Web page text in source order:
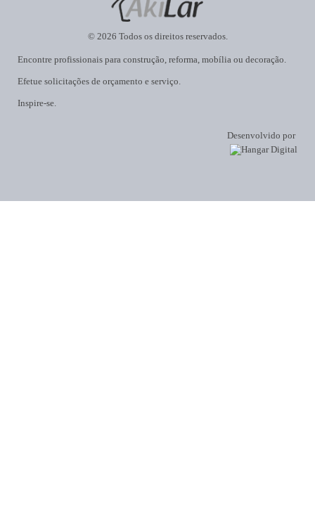
Encontre profissionais para construção, reforma, mobília ou decoração.
Efetue solicitações de orçamento e serviço.
Inspire-se.
© 2026 Todos os direitos reservados.
Desenvolvido por